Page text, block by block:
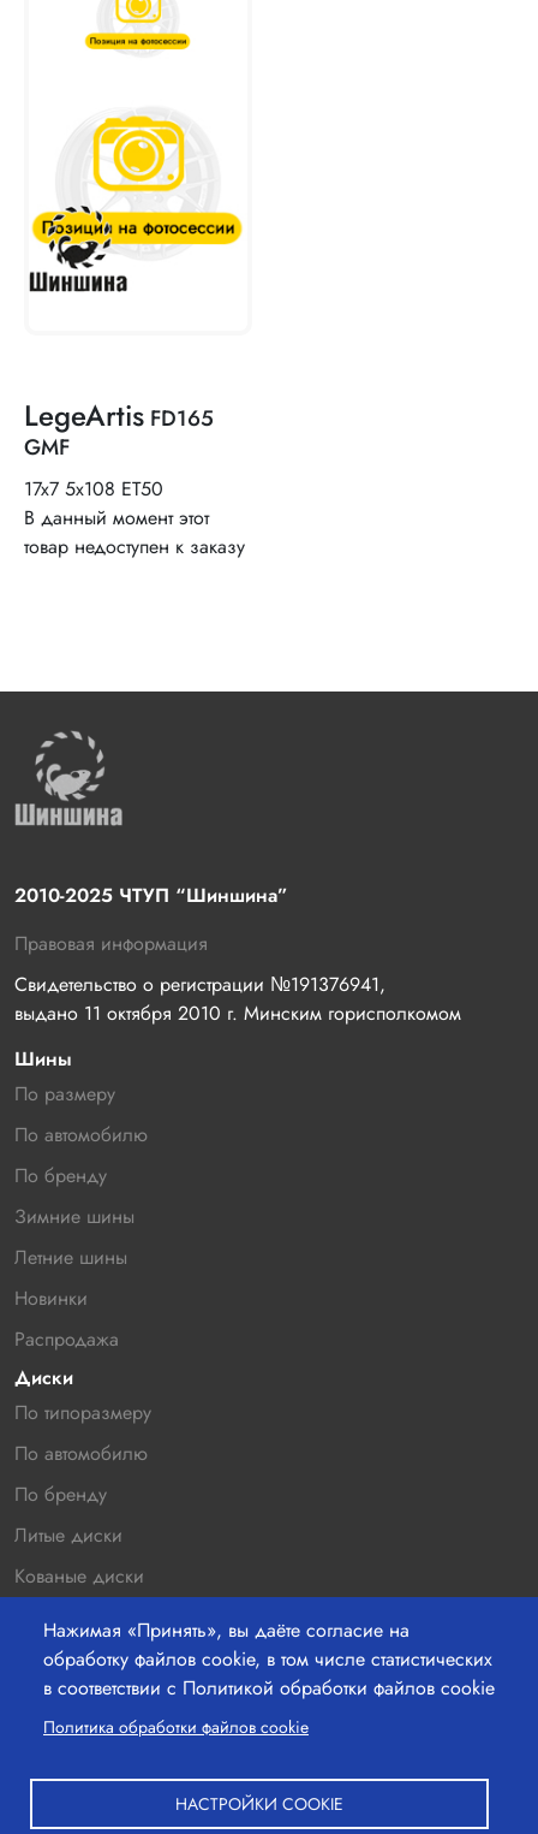
LegeArtis FD165
GMF
17x7 5x108 ET50
В данный момент этот
товар недоступен к заказу
Нажимая «Принять», вы даёте согласие на
обработку файлов cookie, в том числе статистических
в соответствии с Политикой обработки файлов cookie
Политика обработки файлов cookie
НАСТРОЙКИ COOKIE
2010-2025 ЧТУП “Шиншина”
Правовая информация
Свидетельство о регистрации №191376941,
выдано 11 октября 2010 г. Минским горисполкомом
Шины
По размеру
По автомобилю
По бренду
Зимние шины
Летние шины
Новинки
Распродажа
Диски
По типоразмеру
По автомобилю
По бренду
Литые диски
Кованые диски
Новинки
Распродажа
Контакты
220036 г.Минск, Бетонный проезд 19а, офис 211
+37529-363-05-00